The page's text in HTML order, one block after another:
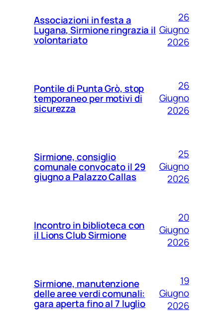
Associazioni in festa a
Lugana, Sirmione ringrazia il
volontariato
26
Giugno
2026
Pontile di Punta Grò, stop
temporaneo per motivi di
sicurezza
26
Giugno
2026
Sirmione, consiglio
comunale convocato il 29
giugno a Palazzo Callas
25
Giugno
2026
Incontro in biblioteca con
il Lions Club Sirmione
20
Giugno
2026
Sirmione, manutenzione
delle aree verdi comunali:
gara aperta fino al 7 luglio
19
Giugno
2026